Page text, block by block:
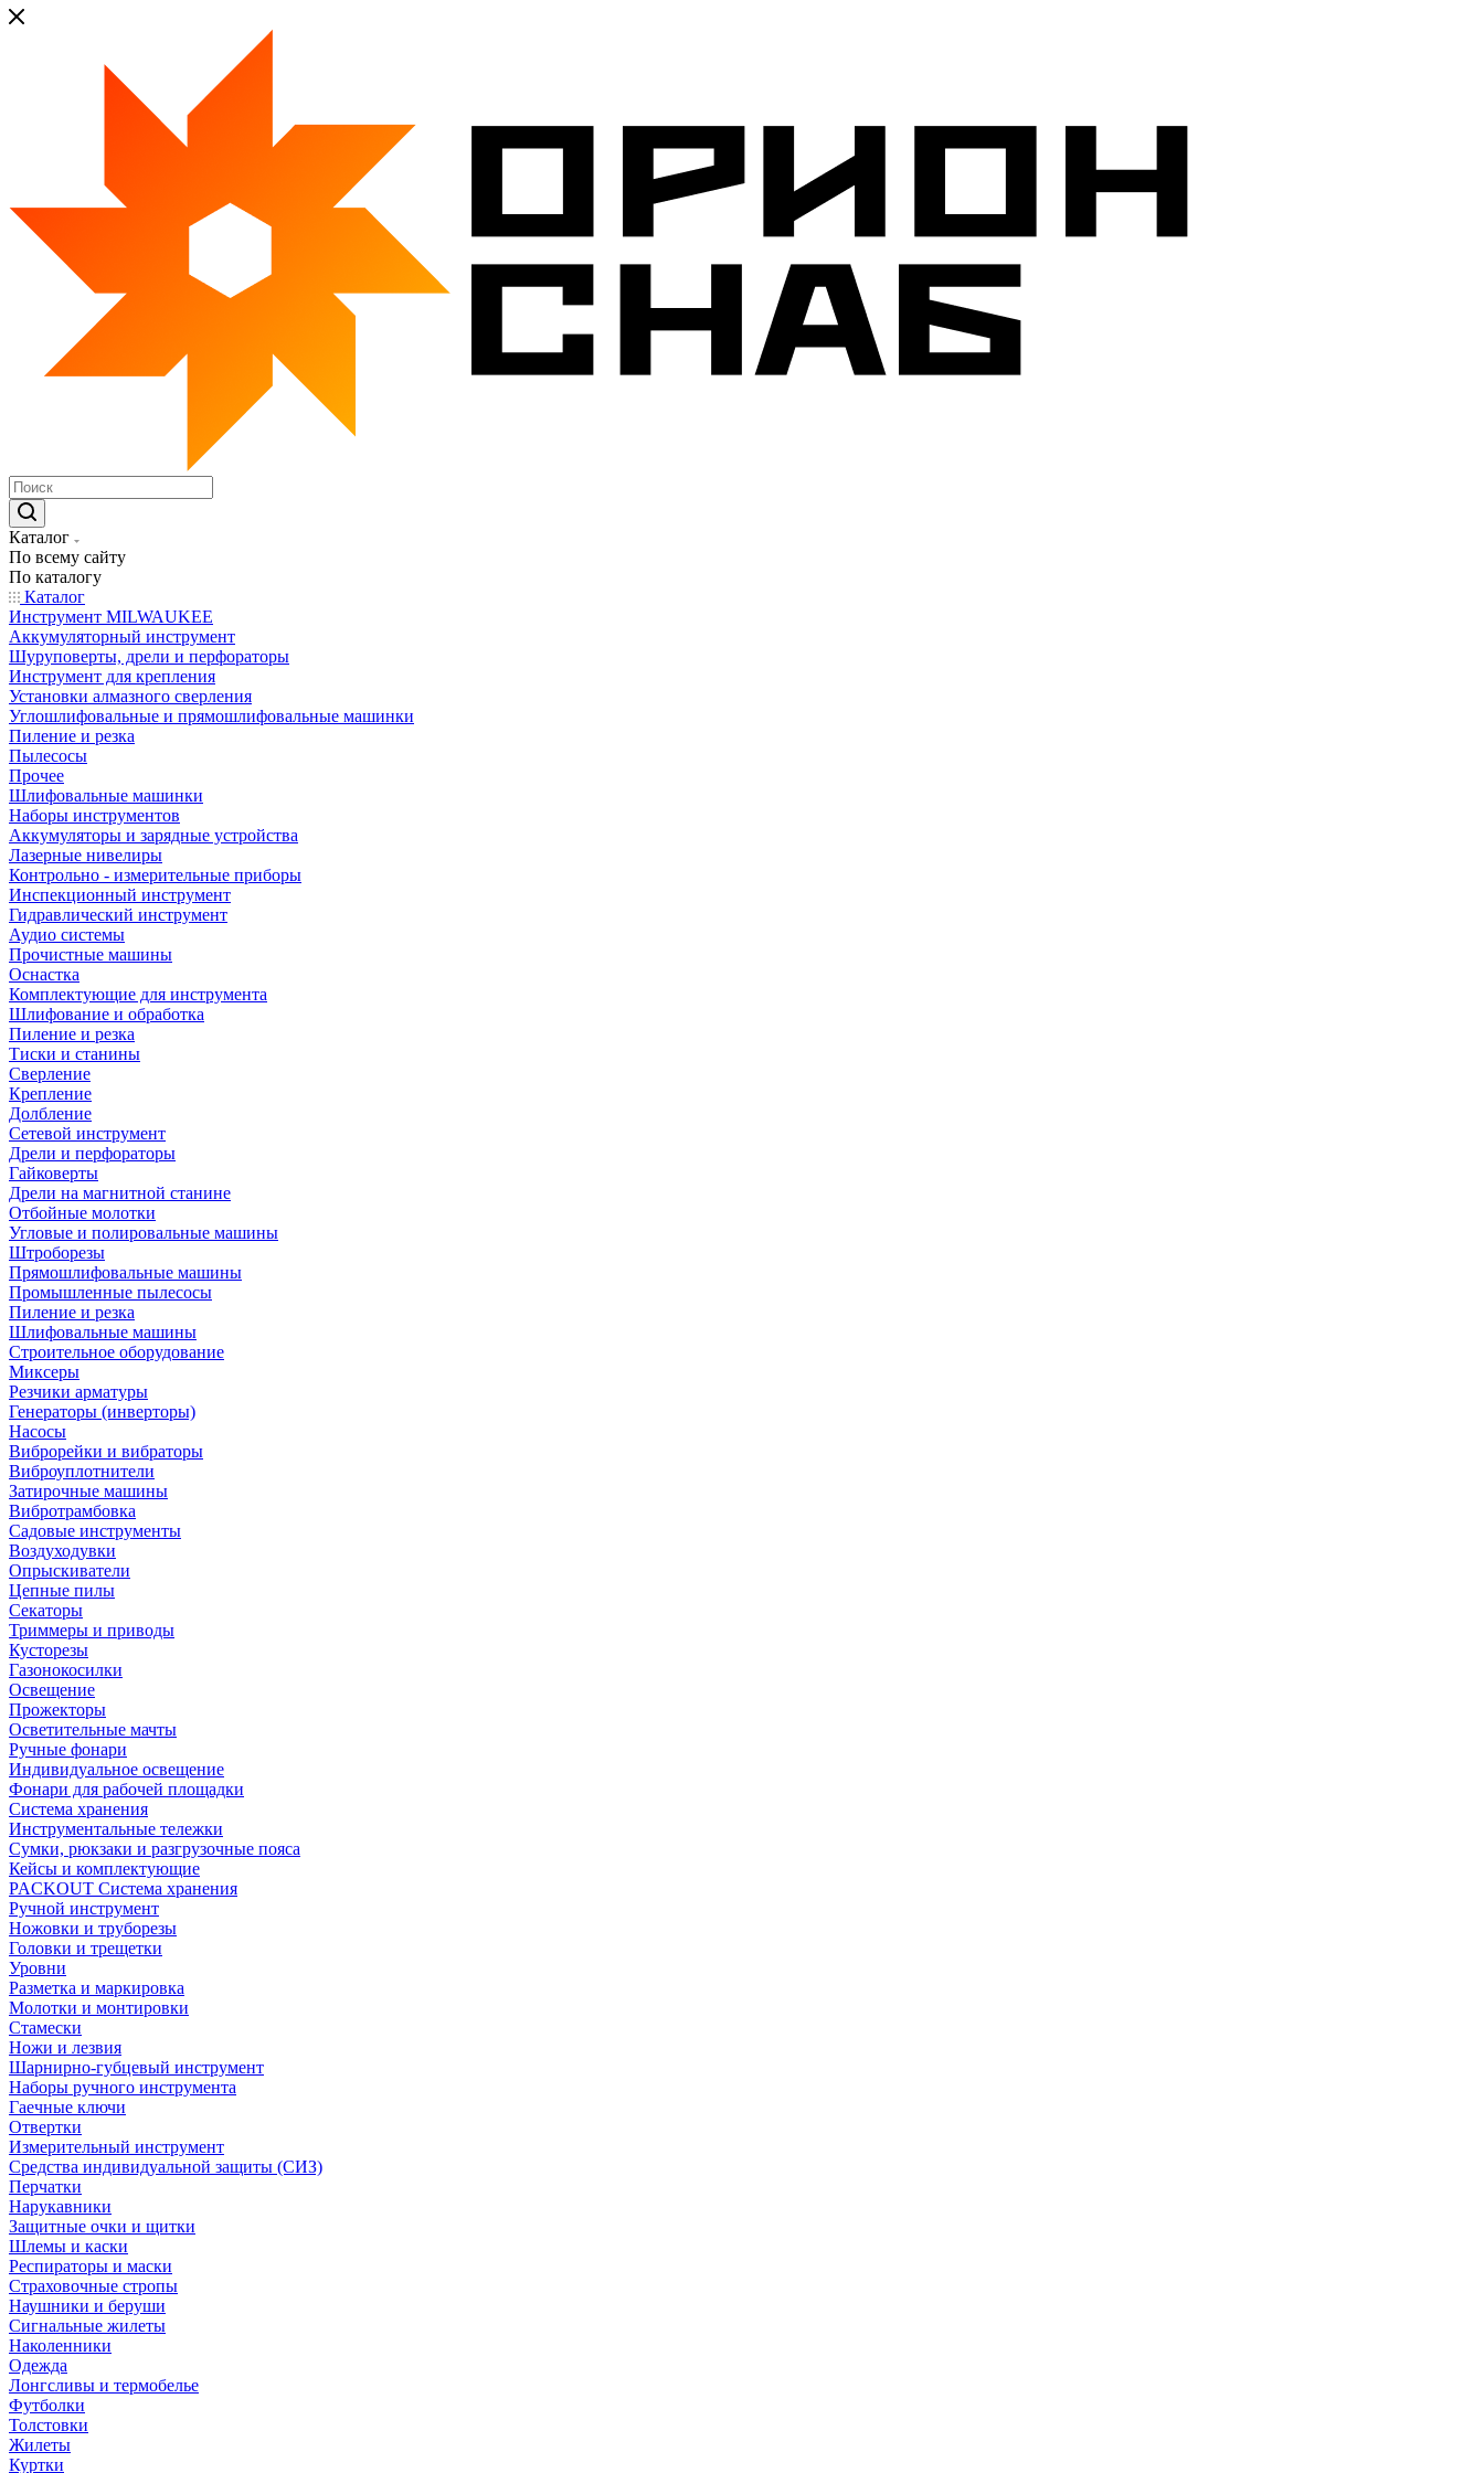
Каталог
По всему сайту
По каталогу
Каталог
Инструмент MILWAUKEE
Аккумуляторный инструмент
Шуруповерты, дрели и перфораторы
Инструмент для крепления
Установки алмазного сверления
Углошлифовальные и прямошлифовальные машинки
Пиление и резка
Пылесосы
Прочее
Шлифовальные машинки
Наборы инструментов
Аккумуляторы и зарядные устройства
Лазерные нивелиры
Контрольно - измерительные приборы
Инспекционный инструмент
Гидравлический инструмент
Аудио системы
Прочистные машины
Оснастка
Комплектующие для инструмента
Шлифование и обработка
Пиление и резка
Тиски и станины
Сверление
Крепление
Долбление
Сетевой инструмент
Дрели и перфораторы
Гайковерты
Дрели на магнитной станине
Отбойные молотки
Угловые и полировальные машины
Штроборезы
Прямошлифовальные машины
Промышленные пылесосы
Пиление и резка
Шлифовальные машины
Строительное оборудование
Миксеры
Резчики арматуры
Генераторы (инверторы)
Насосы
Виброрейки и вибраторы
Виброуплотнители
Затирочные машины
Вибротрамбовка
Садовые инструменты
Воздуходувки
Опрыскиватели
Цепные пилы
Секаторы
Триммеры и приводы
Кусторезы
Газонокосилки
Освещение
Прожекторы
Осветительные мачты
Ручные фонари
Индивидуальное освещение
Фонари для рабочей площадки
Система хранения
Инструментальные тележки
Сумки, рюкзаки и разгрузочные пояса
Кейсы и комплектующие
PACKOUT Система хранения
Ручной инструмент
Ножовки и труборезы
Головки и трещетки
Уровни
Разметка и маркировка
Молотки и монтировки
Стамески
Ножи и лезвия
Шарнирно-губцевый инструмент
Наборы ручного инструмента
Гаечные ключи
Отвертки
Измерительный инструмент
Средства индивидуальной защиты (СИЗ)
Перчатки
Нарукавники
Защитные очки и щитки
Шлемы и каски
Респираторы и маски
Страховочные стропы
Наушники и беруши
Сигнальные жилеты
Наколенники
Одежда
Лонгсливы и термобелье
Футболки
Толстовки
Жилеты
Куртки